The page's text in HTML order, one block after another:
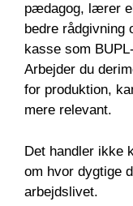
pædagog, lærer
bedre rådgivning
kasse som
Arbejder du
for produktion,
mere relevant.
Det handler ikke
om hvor dygtige
arbejdslivet.